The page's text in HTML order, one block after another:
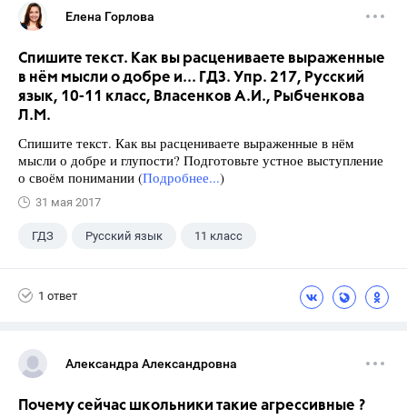
Елена Горлова
Спишите текст. Как вы расцениваете выраженные
в нём мысли о добре и... ГДЗ. Упр. 217, Русский
язык, 10-11 класс, Власенков А.И., Рыбченкова
Л.М.
Спишите текст. Как вы расцениваете выраженные в нём
мысли о добре и глупости? Подготовьте устное выступление
о своём понимании (Подробнее...)
31 мая 2017
ГДЗ Русский язык 11 класс
1 ответ
Александра Александровна
Почему сейчас школьники такие агрессивные ?